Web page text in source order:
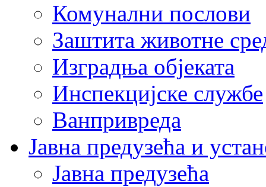
Комунални послови
Заштита животне
Изградња објеката
Инспекцијске службе
Ванпривреда
Јавна предузећа и
Јавна предузећа